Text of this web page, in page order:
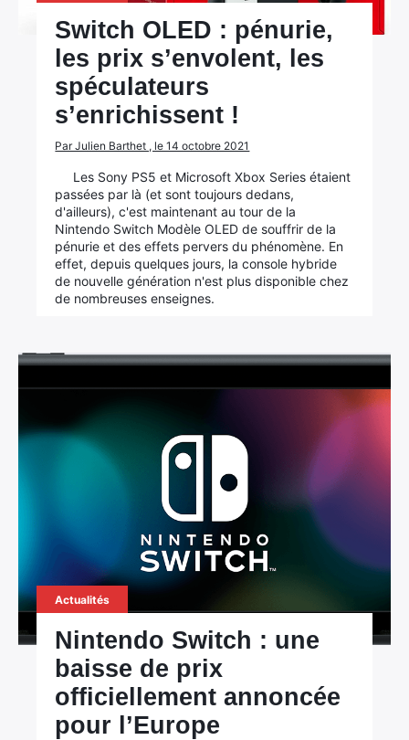
Switch OLED : pénurie,
les prix s’envolent, les
spéculateurs
s’enrichissent !
Par Julien Barthet , le 14 octobre 2021
Les Sony PS5 et Microsoft Xbox Series étaient
passées par là (et sont toujours dedans,
d'ailleurs), c'est maintenant au tour de la
Nintendo Switch Modèle OLED de souffrir de la
pénurie et des effets pervers du phénomène. En
effet, depuis quelques jours, la console hybride
de nouvelle génération n'est plus disponible chez
de nombreuses enseignes.
Actualités
Nintendo Switch : une
baisse de prix
officiellement annoncée
pour l’Europe